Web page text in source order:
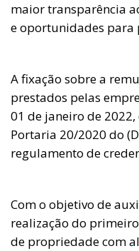
maior transparência
e oportunidades para
A fixação sobre a
prestados pelas
01 de janeiro de
Portaria 20/2020 do
regulamento de
Com o objetivo de
realização do
de propriedade com